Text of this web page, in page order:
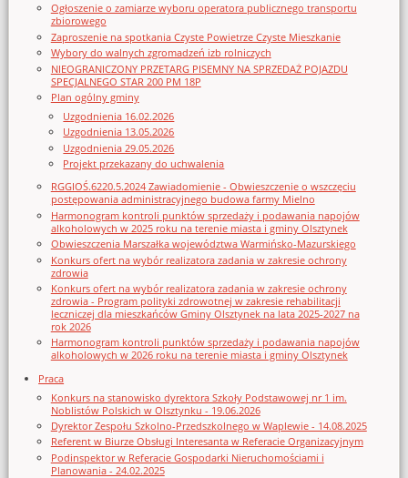
Ogłoszenie o zamiarze wyboru operatora publicznego transportu
zbiorowego
Zaproszenie na spotkania Czyste Powietrze Czyste Mieszkanie
Wybory do walnych zgromadzeń izb rolniczych
NIEOGRANICZONY PRZETARG PISEMNY NA SPRZEDAŻ POJAZDU
SPECJALNEGO STAR 200 PM 18P
Plan ogólny gminy
Uzgodnienia 16.02.2026
Uzgodnienia 13.05.2026
Uzgodnienia 29.05.2026
Projekt przekazany do uchwalenia
RGGIOŚ.6220.5.2024 Zawiadomienie - Obwieszczenie o wszczęciu
postępowania administracyjnego budowa farmy Mielno
Harmonogram kontroli punktów sprzedaży i podawania napojów
alkoholowych w 2025 roku na terenie miasta i gminy Olsztynek
Obwieszczenia Marszałka województwa Warmińsko-Mazurskiego
Konkurs ofert na wybór realizatora zadania w zakresie ochrony
zdrowia
Konkurs ofert na wybór realizatora zadania w zakresie ochrony
zdrowia - Program polityki zdrowotnej w zakresie rehabilitacji
leczniczej dla mieszkańców Gminy Olsztynek na lata 2025-2027 na
rok 2026
Harmonogram kontroli punktów sprzedaży i podawania napojów
alkoholowych w 2026 roku na terenie miasta i gminy Olsztynek
Praca
Konkurs na stanowisko dyrektora Szkoły Podstawowej nr 1 im.
Noblistów Polskich w Olsztynku - 19.06.2026
Dyrektor Zespołu Szkolno-Przedszkolnego w Waplewie - 14.08.2025
Referent w Biurze Obsługi Interesanta w Referacie Organizacyjnym
Podinspektor w Referacie Gospodarki Nieruchomościami i
Planowania - 24.02.2025